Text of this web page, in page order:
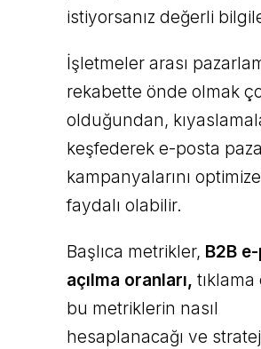
istiyorsanız değerli
İşletmeler arası
rekabette önde olmak
olduğundan,
keşfederek e-posta
kampanyalarını
faydalı olabilir.
Başlıca metrikler, B2B
açılma oranları, tıklama
bu metriklerin nasıl
hesaplanacağı ve